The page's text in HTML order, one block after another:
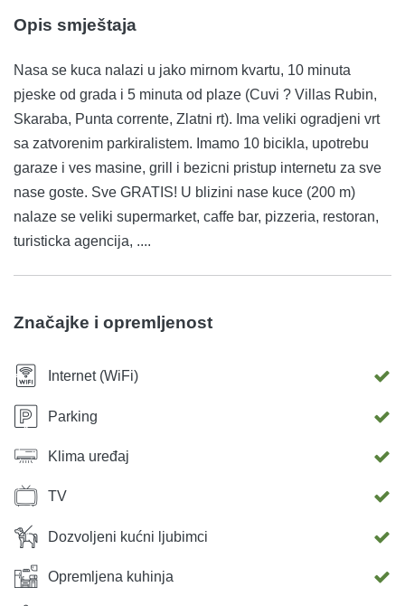
Opis smještaja
Nasa se kuca nalazi u jako mirnom kvartu, 10 minuta
pjeske od grada i 5 minuta od plaze (Cuvi ? Villas Rubin,
Skaraba, Punta corrente, Zlatni rt). Ima veliki ogradjeni vrt
sa zatvorenim parkiralistem. Imamo 10 bicikla, upotrebu
garaze i ves masine, grill i bezicni pristup internetu za sve
nase goste. Sve GRATIS! U blizini nase kuce (200 m)
nalaze se veliki supermarket, caffe bar, pizzeria, restoran,
turisticka agencija, ....
Značajke i opremljenost
Internet (WiFi)
Parking
Klima uređaj
TV
Dozvoljeni kućni ljubimci
Opremljena kuhinja